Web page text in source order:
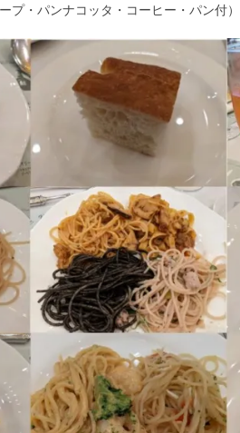
プ・パンナコッタ・コーヒー・パン付）